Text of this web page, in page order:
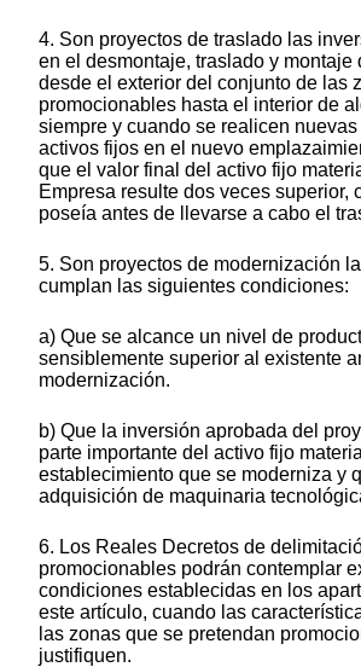
4. Son proyectos de traslado las
en el desmontaje, traslado y montaje
desde el exterior del conjunto de las
promocionables hasta el interior de
siempre y cuando se realicen
activos fijos en el nuevo
que el valor final del activo fijo
Empresa resulte dos veces superior,
poseía antes de llevarse a cabo el
5. Son proyectos de modernización
cumplan las siguientes condiciones:
a) Que se alcance un nivel de
sensiblemente superior al existente
modernización.
b) Que la inversión aprobada del
parte importante del activo fijo
establecimiento que se moderniza y
adquisición de maquinaria
6. Los Reales Decretos de
promocionables podrán contemplar
condiciones establecidas en los
este artículo, cuando las
las zonas que se pretendan
justifiquen.